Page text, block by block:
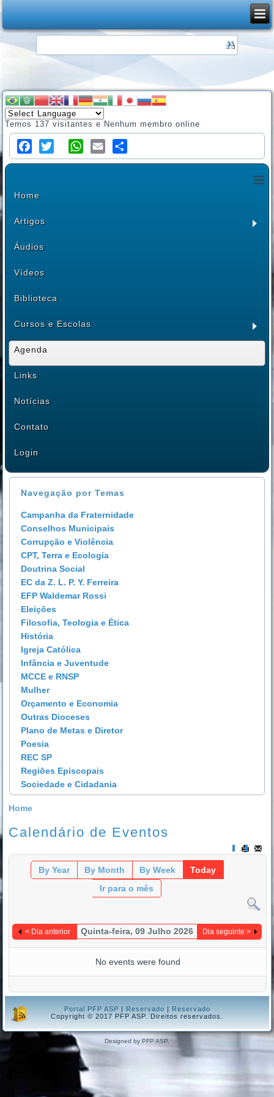
Temos 137 visitantes e Nenhum membro online
Facebook
TwitterWhatsApp
EmailShare
≡
Home
Artigos
Áudios
Vídeos
Biblioteca
Cursos e Escolas
Agenda
Links
Notícias
Contato
Login
Navegação por Temas
Campanha da Fraternidade
Conselhos Municipais
Corrupção e Violência
CPT, Terra e Ecologia
Doutrina Social
EC da Z. L. P. Y. Ferreira
EFP Waldemar Rossi
Eleições
Filosofia, Teologia e Ética
História
Igreja Católica
Infância e Juventude
MCCE e RNSP
Mulher
Orçamento e Economia
Outras Dioceses
Plano de Metas e Diretor
Poesia
REC SP
Regiões Episcopais
Sociedade e Cidadania
Home
Calendário de Eventos
By Year By Month By Week
Today
Ir para o mês
< Dia anterior Quinta-feira, 09 Julho 2026 Dia seguinte >
No events were found
Portal PFP ASP Reservado
Reservado
Copyright © 2017 PFP ASP. Direitos reservados.
Designed by PFP ASP.